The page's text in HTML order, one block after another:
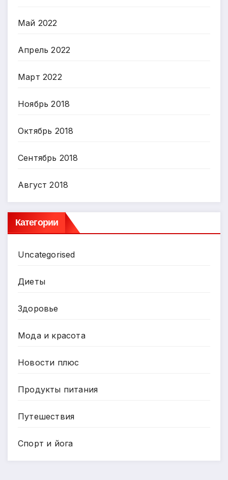
Май 2022
Апрель 2022
Март 2022
Ноябрь 2018
Октябрь 2018
Сентябрь 2018
Август 2018
Категории
Uncategorised
Диеты
Здоровье
Мода и красота
Новости плюс
Продукты питания
Путешествия
Спорт и йога